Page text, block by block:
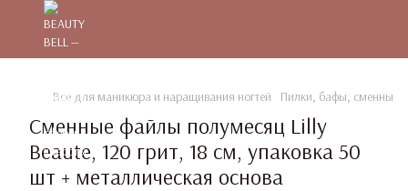
Все для маникюра и наращивания ногтей Пилки, бафы, сменные
Сменные файлы полумесяц Lilly
Beaute, 120 грит, 18 см, упаковка 50
шт + металлическая основа